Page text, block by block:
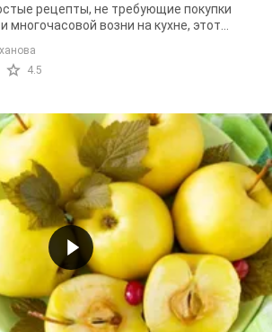
рецепты, не требующие покупки
многочасовой возни на кухне, этот
Мы предлагаем вам ...
4.5